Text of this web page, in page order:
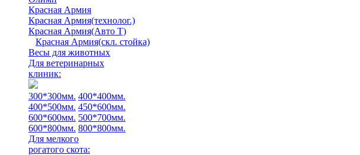
Красная Армия
Красная Армия(технолог.)
Красная Армия(Авто Т)
Красная Армия(скл. стойка)
Весы для животных
Для ветеринарных
клиник:
300*300мм. 400*400мм.
400*500мм. 450*600мм.
600*600мм. 500*700мм.
600*800мм. 800*800мм.
Для мелкого
рогатого скота: